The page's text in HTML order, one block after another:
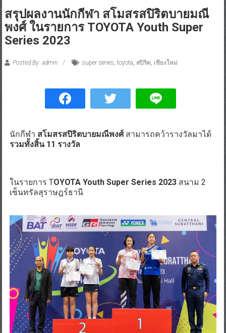
สรุปผลงานนักกีฬา สโมสรสปิริตบายมณี
พงศ์ ในรายการ TOYOTA Youth Super
Series 2023
Posted By: admin super series, toyota, สปิริต, เชียงใหม่
นักกีฬา สโมสรสปิริตบายมณีพงศ์สามารถคว้ารางวัลมาได้
รวมทั้งสิ้น 11 รางวัล
ในรายการ TOYOTA Youth Super Series 2023สนาม 2
เซ็นทรัลสุราษฎร์ธานี